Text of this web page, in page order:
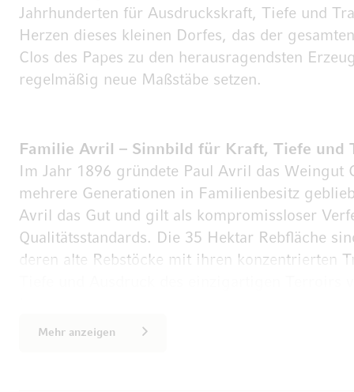
Jahrhunderten für Ausdruckskraft, Tiefe und
Herzen dieses kleinen Dorfes, das der
Clos des Papes zu den herausragendsten
regelmäßig neue Maßstäbe setzen.
Familie Avril – Sinnbild für Kraft, Tiefe und
Im Jahr 1896 gründete Paul Avril das Weingut
mehrere Generationen in Familienbesitz
Avril das Gut und gilt als kompromissloser
Qualitätsstandards. Die 35 Hektar Rebfläche
deren alte Rebstöcke mit ihren konzentrierten
zulässigen Höchstertrags der Appellation –
Mehr anzeigen